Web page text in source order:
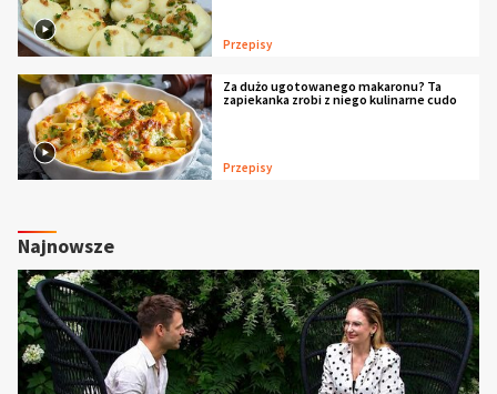
Przepisy
Za dużo ugotowanego makaronu? Ta
zapiekanka zrobi z niego kulinarne cudo
Przepisy
Najnowsze